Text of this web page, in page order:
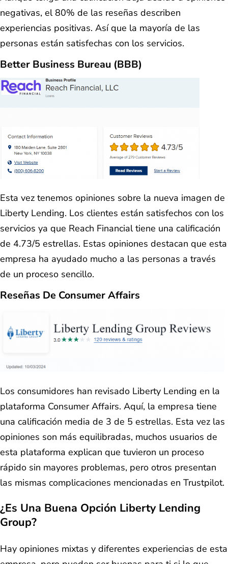
negativas, el 80% de las reseñas describen
experiencias positivas. Así que la mayoría de las
personas están satisfechas con los servicios.
Better Business Bureau (BBB)
Esta vez tenemos opiniones sobre la nueva imagen de
Liberty Lending. Los clientes están satisfechos con los
servicios ya que Reach Financial tiene una calificación
de 4.73/5 estrellas. Estas opiniones destacan que esta
empresa ha ayudado mucho a las personas a través
de un proceso sencillo.
Reseñas De Consumer Affairs
Los consumidores han revisado Liberty Lending en la
plataforma Consumer Affairs. Aquí, la empresa tiene
una calificación media de 3 de 5 estrellas. Esta vez las
opiniones son más equilibradas, muchos usuarios de
esta plataforma explican que tuvieron un proceso
rápido sin mayores problemas, pero otros presentan
las mismas complicaciones mencionadas en Trustpilot.
¿Es Una Buena Opción Liberty Lending
Group?
Hay opiniones mixtas y diferentes experiencias de esta